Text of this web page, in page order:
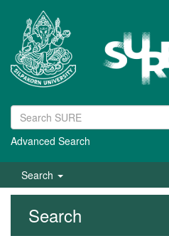
Advanced Search
Search
Search